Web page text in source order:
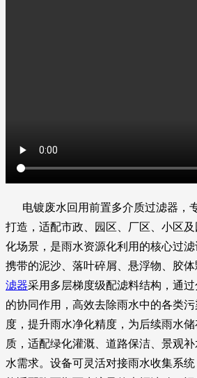
电镀废水回用前置多介质过滤器，
打造，适配市政、园区、厂区、小区
化场景，是雨水资源化利用的核心过
携带的泥沙、落叶碎屑、悬浮物、胶体
滤器采用多层梯度级配滤料结构，通
的协同作用，高效去除雨水中的各类
度，提升雨水净化精度，为后续雨水
质，适配绿化灌溉、道路保洁、景观
水需求。设备可灵活对接雨水收集系统